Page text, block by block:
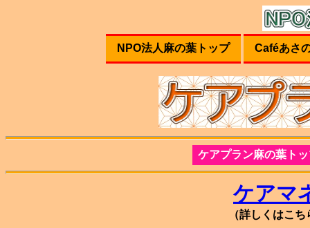
NPO法人麻の葉トップ Caféあさ
ケアプラン麻の葉ト
ケアマ
（詳しくはこ